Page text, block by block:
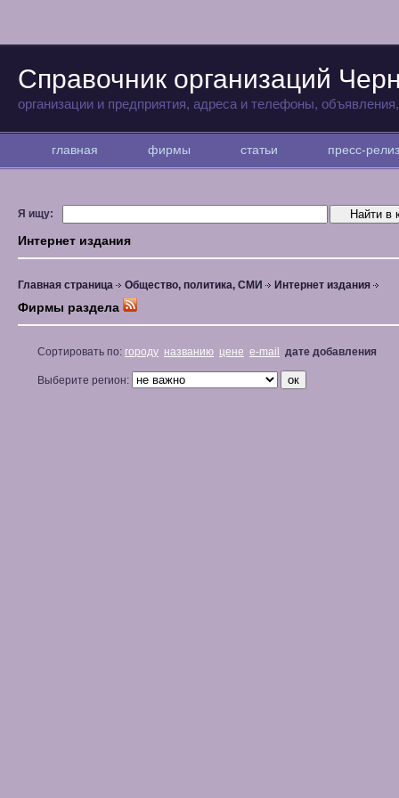
Справочник организаций
организации и предприятия, адреса и телефоны,
главная фирмы статьи пресс-
Я ищу:
Интернет издания
Главная страница Общество, политика, СМИ Интернет издания
Фирмы раздела
Сортировать по: городу названию цене e-mail дате добавления
Выберите регион: